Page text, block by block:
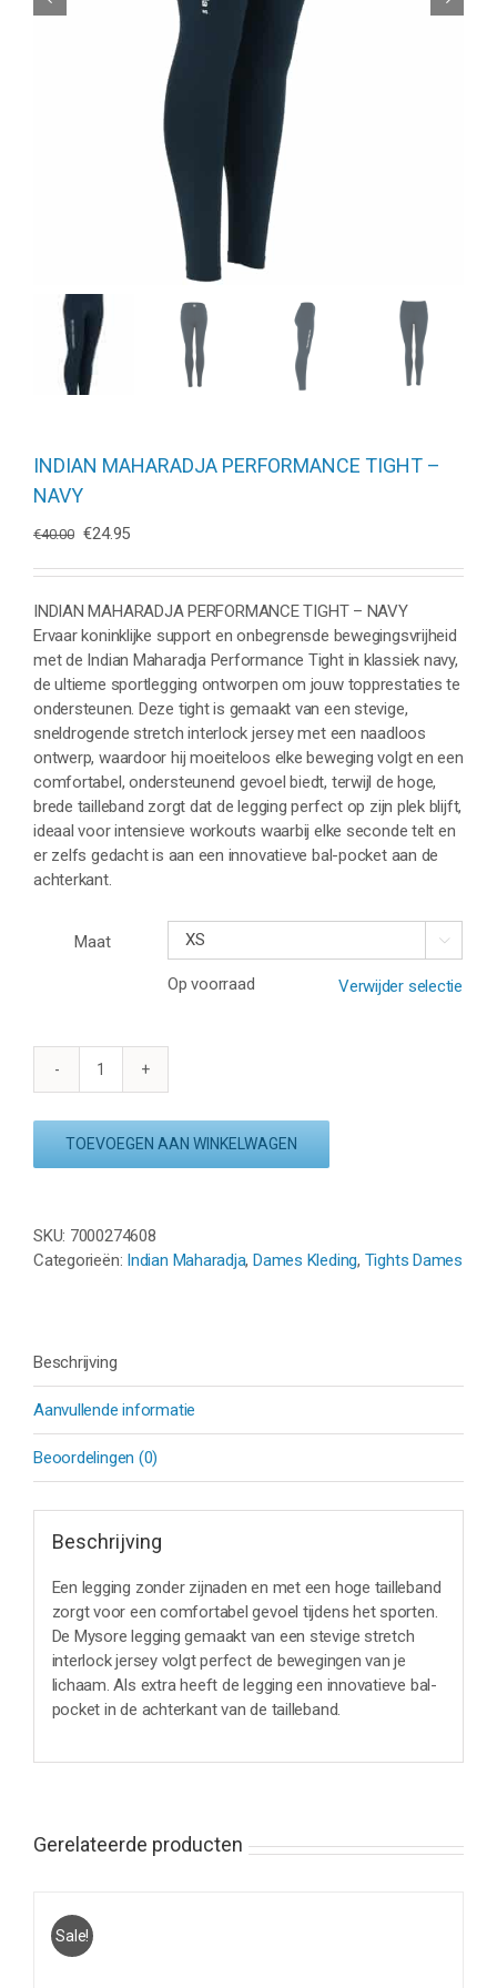
INDIAN MAHARADJA PERFORMANCE TIGHT –
NAVY
€40.00 Oorspronkelijke
was:
€40.00.
€24.95Huidige
is:
€24.95.
INDIAN MAHARADJA PERFORMANCE TIGHT – NAVY
Ervaar koninklijke support en onbegrensde bewegingsvrijheid
met de Indian Maharadja Performance Tight in klassiek navy,
de ultieme sportlegging ontworpen om jouw topprestaties te
ondersteunen. Deze tight is gemaakt van een stevige,
sneldrogende stretch interlock jersey met een naadloos
ontwerp, waardoor hij moeiteloos elke beweging volgt en een
comfortabel, ondersteunend gevoel biedt, terwijl de hoge,
brede tailleband zorgt dat de legging perfect op zijn plek blijft,
ideaal voor intensieve workouts waarbij elke seconde telt en
er zelfs gedacht is aan een innovatieve bal-pocket aan de
achterkant.
Maat 
Op voorraad Verwijder selectie
INDIAN
TIGHT
aantal
TOEVOEGEN AAN WINKELWAGEN
SKU: 7000274608
Categorieën: Indian Maharadja,Dames Kleding, Tights Dames
Beschrijving
Aanvullende informatie
Beoordelingen (0)
Beschrijving
Een legging zonder zijnaden en met een hoge tailleband
zorgt voor een comfortabel gevoel tijdens het sporten.
De Mysore legging gemaakt van een stevige stretch
interlock jersey volgt perfect de bewegingen van je
lichaam. Als extra heeft de legging een innovatieve bal-
pocket in de achterkant van de tailleband.
Gerelateerde producten
Sale!